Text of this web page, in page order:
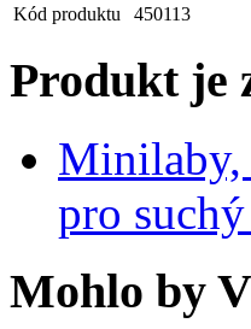
Kód produktu
450113
Produkt je
pro
Mohlo by